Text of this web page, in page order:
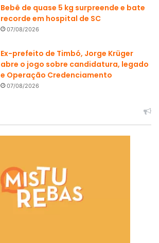
Bebê de quase 5 kg surpreende e bate
recorde em hospital de SC
07/08/2026
Ex-prefeito de Timbó, Jorge Krüger
abre o jogo sobre candidatura, legado
e Operação Credenciamento
07/08/2026